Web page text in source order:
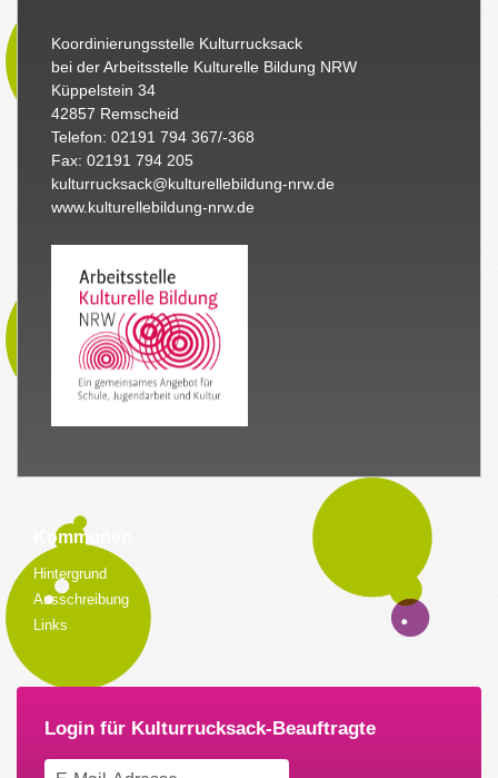
Koordinierungsstelle Kulturrucksack
bei der Arbeitsstelle Kulturelle Bildung NRW
Küppelstein 34
42857 Remscheid
Telefon: 02191 794 367/-368
Fax: 02191 794 205
kulturrucksack@kulturellebildung-nrw.de
www.kulturellebildung-nrw.de
Kommunen
Hintergrund
Ausschreibung
Links